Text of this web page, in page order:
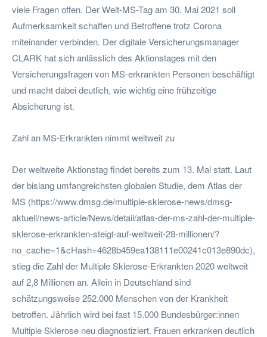
viele Fragen offen. Der Welt-MS-Tag am 30. Mai 2021 soll
Aufmerksamkeit schaffen und Betroffene trotz Corona
miteinander verbinden. Der digitale Versicherungsmanager
CLARK hat sich anlässlich des Aktionstages mit den
Versicherungsfragen von MS-erkrankten Personen beschäftigt
und macht dabei deutlich, wie wichtig eine frühzeitige
Absicherung ist.
Zahl an MS-Erkrankten nimmt weltweit zu
Der weltweite Aktionstag findet bereits zum 13. Mal statt. Laut
der bislang umfangreichsten globalen Studie, dem Atlas der
MS (https://www.dmsg.de/multiple-sklerose-news/dmsg-
aktuell/news-article/News/detail/atlas-der-ms-zahl-der-multiple-
sklerose-erkrankten-steigt-auf-weltweit-28-millionen/?
no_cache=1&cHash=4628b459ea138111e00241c013e890dc),
stieg die Zahl der Multiple Sklerose-Erkrankten 2020 weltweit
auf 2,8 Millionen an. Allein in Deutschland sind
schätzungsweise 252.000 Menschen von der Krankheit
betroffen. Jährlich wird bei fast 15.000 Bundesbürger:innen
Multiple Sklerose neu diagnostiziert. Frauen erkranken deutlich